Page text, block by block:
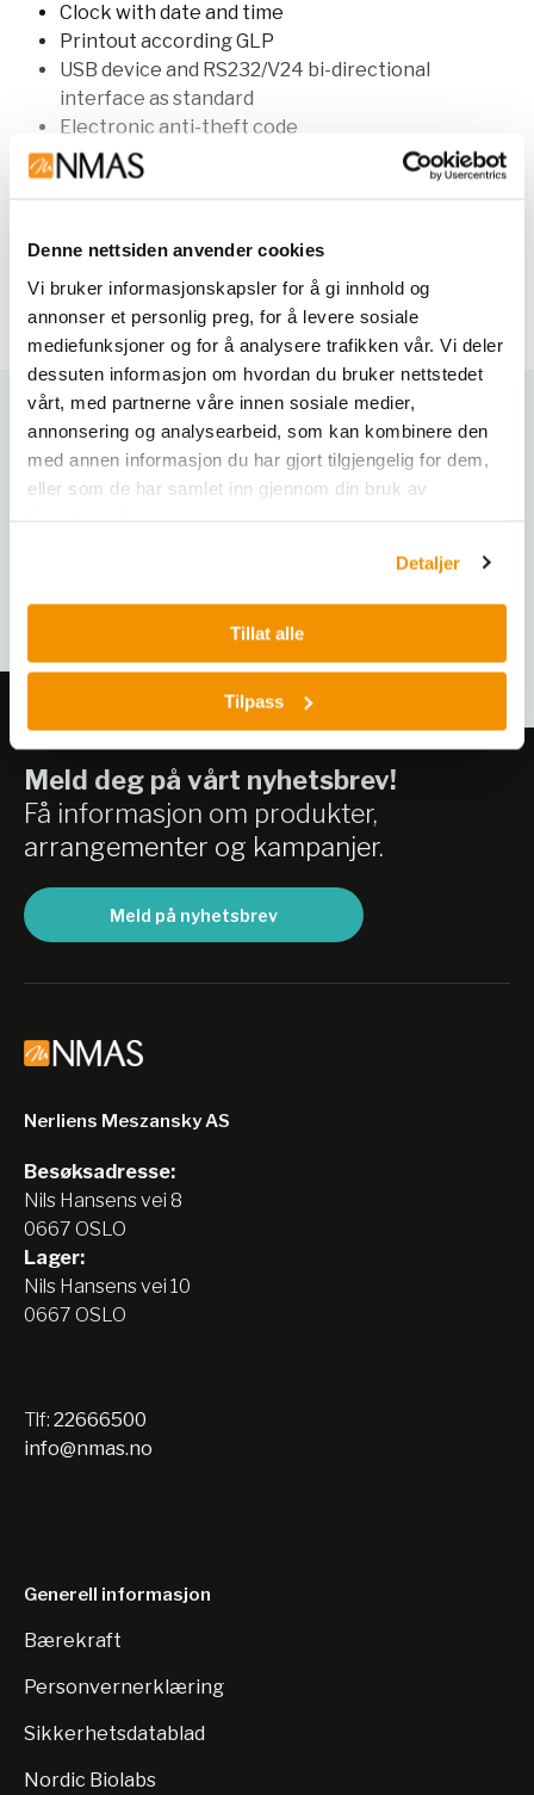
Denne nettsiden anvender cookies
Vi bruker informasjonskapsler for å gi innhold og
annonser et personlig preg, for å levere sosiale
mediefunksjoner og for å analysere trafikken vår. Vi deler
dessuten informasjon om hvordan du bruker nettstedet
vårt, med partnerne våre innen sosiale medier,
annonsering og analysearbeid, som kan kombinere den
med annen informasjon du har gjort tilgjengelig for dem,
eller som de har samlet inn gjennom din bruk av
Detaljer
Tillat alle
Tilpass
Clock with date and time
Printout according GLP
USB device and RS232/V24 bi-directional
interface as standard
Electronic anti-theft code
IP65 protection against ingress of dust and water
available
Integrated functions:
Variety of measurement units
Piece-counting
Percent weighing
Live Animal weighing
Dynamic weighing
Density determination
Formulation, Weight by totalisation
Percent weighing
Animal weighing
Check weighing
Net total application: Add up summation
Free conversion Area conversion
Dynamic differential weighing (weighing on
Statistics
Vis mer
Varianter
Meld deg på vårt nyhetsbrev!
Få informasjon om produkter,
arrangementer og kampanjer.
Meld på nyhetsbrev
Nerliens Meszansky AS
Besøksadresse:
Nils Hansens vei 8
0667 OSLO
Lager:
Nils Hansens vei 10
0667 OSLO
Tlf: 22666500
info@nmas.no
Generell informasjon
Bærekraft
Personvernerklæring
Sikkerhetsdatablad
Nordic Biolabs